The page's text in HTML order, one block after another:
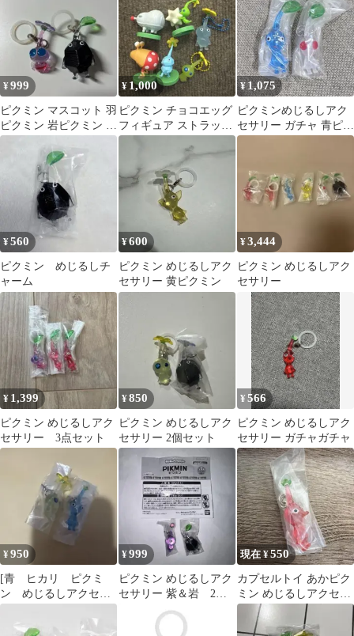
¥999
ピクミン マスコット 羽
ピクミン 岩ピクミン セ
ット
¥ 1,000
ピクミン チョコエッグ
フィギュア ストラッ
プ セット
¥ 1,075
ピクミンめじるしアク
セサリー ガチャ 青ピク
ミン 白ピクミン 2点セ
¥560
ピクミン めじるしチ
ャーム
¥600
ピクミン めじるしアク
セサリー 黄ピクミン
¥3,444
ピクミン めじるしアク
セサリー
¥ 1,399
ピクミン めじるしアク
セサリー 3点セット
¥850
ピクミン めじるしアク
セサリー 2個セット
¥566
ピクミン めじるしアク
セサリー ガチャガチャ
¥950
[青 ヒカリ ピクミ
ン めじるしアクセサ
リー ２点 セット
ガチャ
¥999
ピクミン めじるしアク
セサリー 紫＆岩 2個
現在 ¥550
カプセルトイ あかピク
ミン めじるしアクセサ
リー